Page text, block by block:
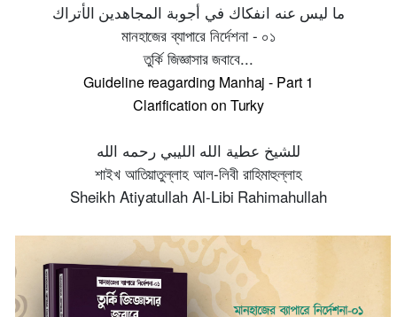
ما ليس عنه انفكاك في أجوبة المجاهدين الأتراك
মানহাজের ব্যাপারে নির্দেশনা - ০১
তুর্কি জিজ্ঞাসার জবাবে...
Guideline reagarding Manhaj - Part 1
Clarification on Turky
للشيخ عطية الله الليبي رحمه الله
শাইখ আতিয়াতুল্লাহ আল-লিবী রাহিমাহুল্লাহ
Sheikh Atiyatullah Al-Libi Rahimahullah